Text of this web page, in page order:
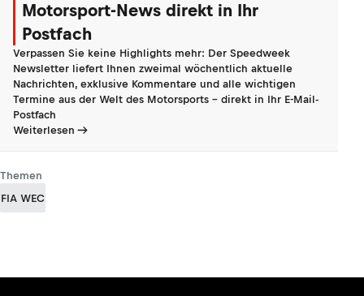
Motorsport-News direkt in Ihr
Postfach
Verpassen Sie keine Highlights mehr: Der Speedweek
Newsletter liefert Ihnen zweimal wöchentlich aktuelle
Nachrichten, exklusive Kommentare und alle wichtigen
Termine aus der Welt des Motorsports - direkt in Ihr E-Mail-
Postfach
Weiterlesen
Themen
FIA WEC